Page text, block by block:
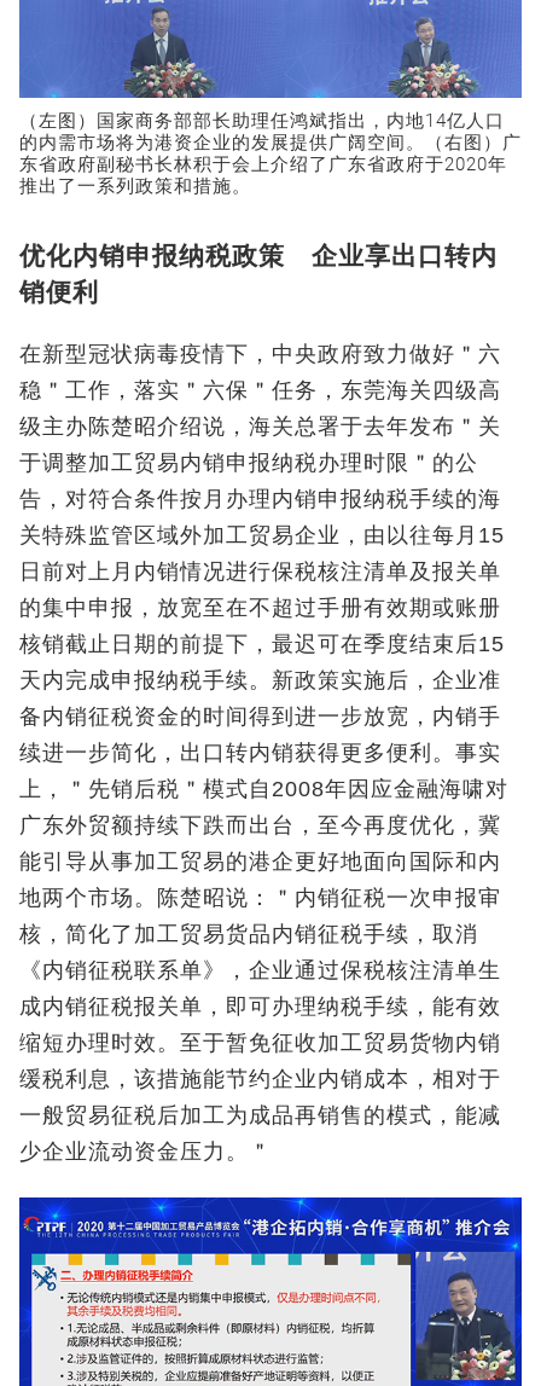
（左图）国家商务部部长助理任鸿斌指出，内地14亿人口
的内需市场将为港资企业的发展提供广阔空间。（右图）广
东省政府副秘书长林积于会上介绍了广东省政府于2020年
推出了一系列政策和措施。
优化内销申报纳税政策 企业享出口转内
销便利
在新型冠状病毒疫情下，中央政府致力做好＂六
稳＂工作，落实＂六保＂任务，东莞海关四级高
级主办陈楚昭介绍说，海关总署于去年发布＂关
于调整加工贸易内销申报纳税办理时限＂的公
告，对符合条件按月办理内销申报纳税手续的海
关特殊监管区域外加工贸易企业，由以往每月15
日前对上月内销情况进行保税核注清单及报关单
的集中申报，放宽至在不超过手册有效期或账册
核销截止日期的前提下，最迟可在季度结束后15
天内完成申报纳税手续。新政策实施后，企业准
备内销征税资金的时间得到进一步放宽，内销手
续进一步简化，出口转内销获得更多便利。事实
上，＂先销后税＂模式自2008年因应金融海啸对
广东外贸额持续下跌而出台，至今再度优化，冀
能引导从事加工贸易的港企更好地面向国际和内
地两个市场。陈楚昭说：＂内销征税一次申报审
核，简化了加工贸易货品内销征税手续，取消
《内销征税联系单》，企业通过保税核注清单生
成内销征税报关单，即可办理纳税手续，能有效
缩短办理时效。至于暂免征收加工贸易货物内销
缓税利息，该措施能节约企业内销成本，相对于
一般贸易征税后加工为成品再销售的模式，能减
少企业流动资金压力。＂